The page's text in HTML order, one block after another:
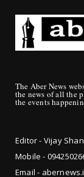
The Aber News
the news of all the
the events
Editor - Vijay
Mobile - 09425
Email -